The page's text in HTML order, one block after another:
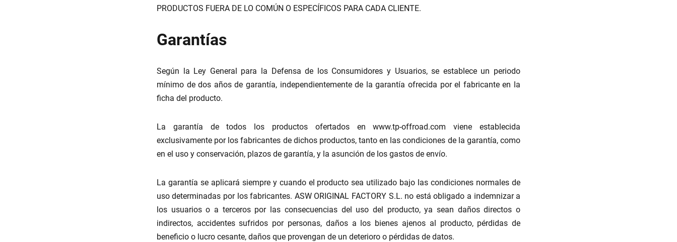
PRODUCTOS FUERA DE LO COMÚN O ESPECÍFICOS PARA CADA CLIENTE.
Garantías
Según la Ley General para la Defensa de los Consumidores y Usuarios, se establece un periodo
mínimo de dos años de garantía, independientemente de la garantía ofrecida por el fabricante en la
ficha del producto.
La garantía de todos los productos ofertados en www.tp-offroad.com viene establecida
exclusivamente por los fabricantes de dichos productos, tanto en las condiciones de la garantía, como
en el uso y conservación, plazos de garantía, y la asunción de los gastos de envío.
La garantía se aplicará siempre y cuando el producto sea utilizado bajo las condiciones normales de
uso determinadas por los fabricantes. ASW ORIGINAL FACTORY S.L. no está obligado a indemnizar a
los usuarios o a terceros por las consecuencias del uso del producto, ya sean daños directos o
indirectos, accidentes sufridos por personas, daños a los bienes ajenos al producto, pérdidas de
beneficio o lucro cesante, daños que provengan de un deterioro o pérdidas de datos.